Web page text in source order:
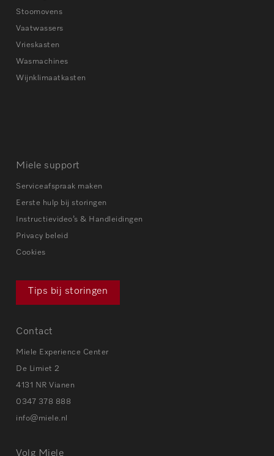
Stoomovens
Vaatwassers
Vrieskasten
Wasmachines
Wijnklimaatkasten
Miele support
Serviceafspraak maken
Eerste hulp bij storingen
Instructievideo’s & Handleidingen
Privacy beleid
Cookies
Tips bij storingen
Contact
Miele Experience Center
De Limiet 2
4131 NR Vianen
0347 378 888
info@miele.nl
Volg Miele